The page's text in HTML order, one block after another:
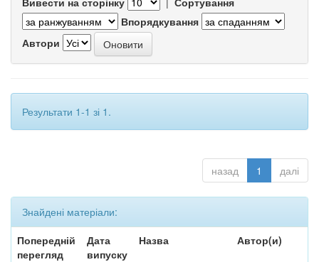
Впорядкування
Автори
Результати 1-1 зі 1.
назад 1 далі
Знайдені матеріали:
Попередній
перегляд
Дата
випуску
Назва Автор(и)